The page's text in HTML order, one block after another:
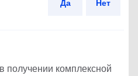
Да Нет
получении комплексной